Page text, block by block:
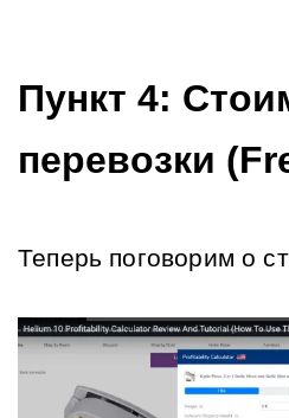
Пункт 4:
перевозки
Теперь поговорим о